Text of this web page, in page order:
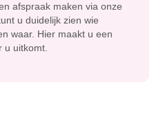
afspraak maken via onze
u duidelijk zien wie
waar. Hier maakt u een
u uitkomt.